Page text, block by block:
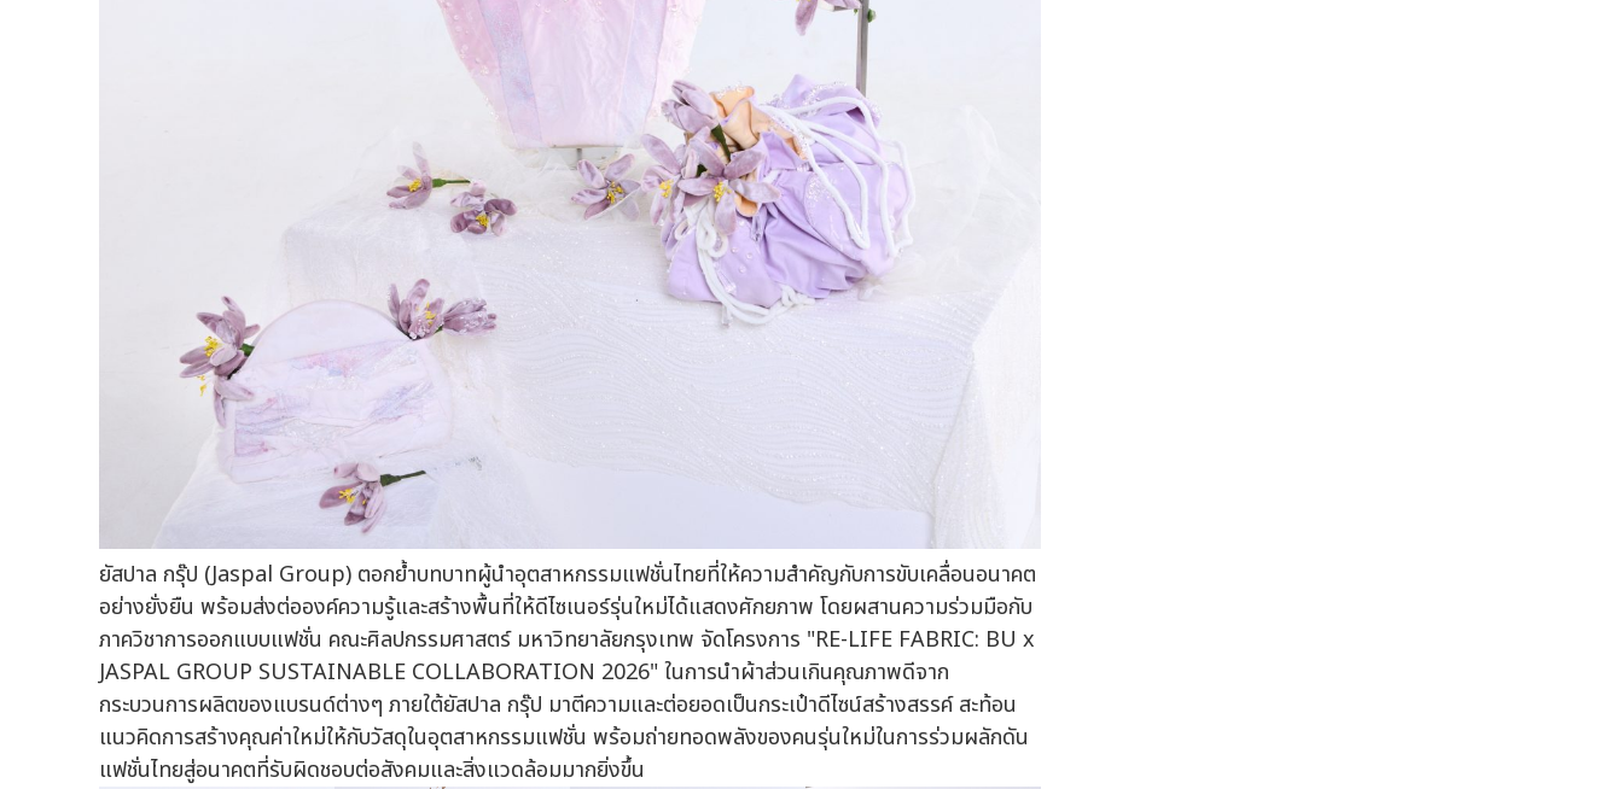
ยัสปาล กรุ๊ป (Jaspal Group) ตอกย้ำบทบาทผู้นำอุตสาหกรรมแฟชั่นไทยที่ให้ความสำคัญกับการขับเคลื่อนอนาคต
อย่างยั่งยืน พร้อมส่งต่อองค์ความรู้และสร้างพื้นที่ให้ดีไซเนอร์รุ่นใหม่ได้แสดงศักยภาพ โดยผสานความร่วมมือกับ
ภาควิชาการออกแบบแฟชั่น คณะศิลปกรรมศาสตร์ มหาวิทยาลัยกรุงเทพ จัดโครงการ "RE-LIFE FABRIC: BU x
JASPAL GROUP SUSTAINABLE COLLABORATION 2026" ในการนำผ้าส่วนเกินคุณภาพดีจาก
กระบวนการผลิตของแบรนด์ต่างๆ ภายใต้ยัสปาล กรุ๊ป มาตีความและต่อยอดเป็นกระเป๋าดีไซน์สร้างสรรค์ สะท้อน
แนวคิดการสร้างคุณค่าใหม่ให้กับวัสดุในอุตสาหกรรมแฟชั่น พร้อมถ่ายทอดพลังของคนรุ่นใหม่ในการร่วมผลักดัน
แฟชั่นไทยสู่อนาคตที่รับผิดชอบต่อสังคมและสิ่งแวดล้อมมากยิ่งขึ้น